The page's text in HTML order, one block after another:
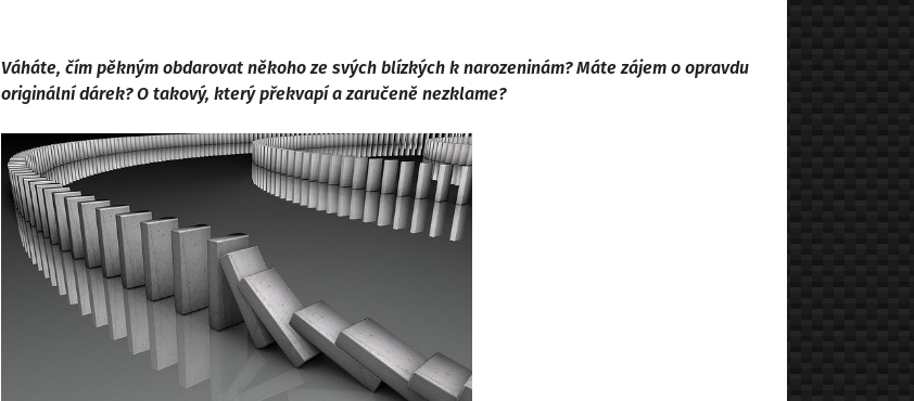
Váháte, čím pěkným obdarovat někoho ze svých blízkých k narozeninám? Máte zájem o opravdu
originální dárek? O takový, který překvapí a zaručeně nezklame?